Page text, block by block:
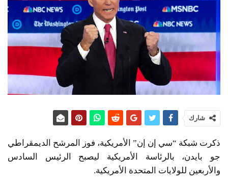
شارك
ذكرت شبكة “سي إن إن” الأمريكية، فوز المرشح الديمقراطي
جو بايدن، بالرئاسة الأمريكية ليصبح الرئيس السادس
والأربعين للولايات المتحدة الأمريكية.